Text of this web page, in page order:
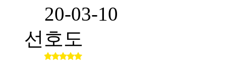
20-03-10
선호도